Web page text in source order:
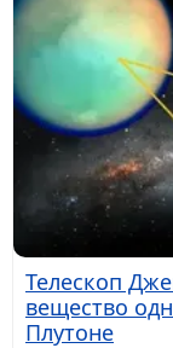
Телескоп
вещество
Плутоне